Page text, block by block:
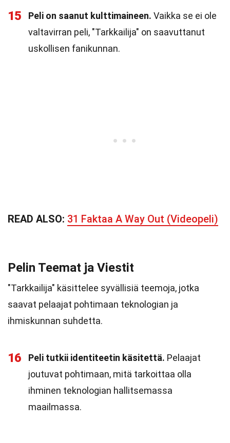
15 Peli on saanut kulttimaineen. Vaikka se ei ole
valtavirran peli, "Tarkkailija" on saavuttanut
uskollisen fanikunnan.
READ ALSO: 31 Faktaa A Way Out (Videopeli)
Pelin Teemat ja Viestit
"Tarkkailija" käsittelee syvällisiä teemoja, jotka
saavat pelaajat pohtimaan teknologian ja
ihmiskunnan suhdetta.
16 Peli tutkii identiteetin käsitettä. Pelaajat
joutuvat pohtimaan, mitä tarkoittaa olla
ihminen teknologian hallitsemassa
maailmassa.